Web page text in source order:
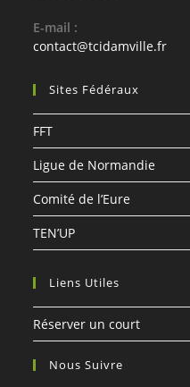
E-mail :
contact@tcidamville.fr
Sites Fédéraux
FFT
Ligue de Normandie
Comité de l’Eure
TEN’UP
Liens Utiles
Réserver un court
Nous Suivre